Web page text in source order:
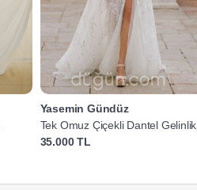
Yasemin Gündüz
Tek Omuz Çiçekli Dantel Gelinlik
35.000 TL